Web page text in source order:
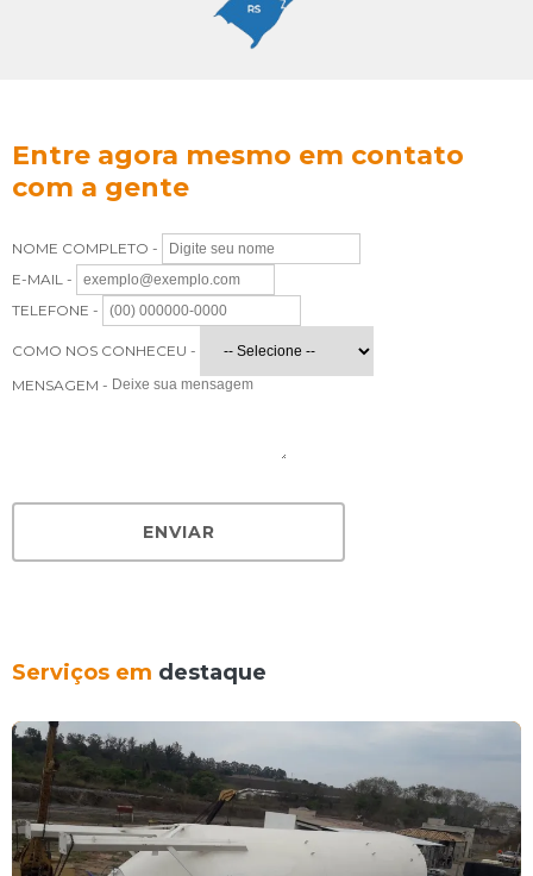
Entre agora mesmo em contato
com a gente
NOME COMPLETO -
E-MAIL -
TELEFONE -
COMO NOS CONHECEU -
MENSAGEM -
ENVIAR
Serviços em destaque